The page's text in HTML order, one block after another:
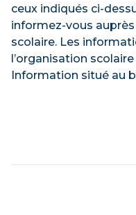
ceux indiqués ci-
informez-vous auprès
scolaire. Les
l’organisation
Information situé au